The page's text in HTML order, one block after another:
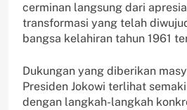
cerminan langsung dari
transformasi yang telah
bangsa kelahiran tahun 1961
Dukungan yang diberikan
Presiden Jokowi terlihat
dengan langkah-langkah